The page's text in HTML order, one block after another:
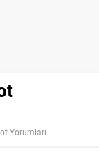
Yorumları